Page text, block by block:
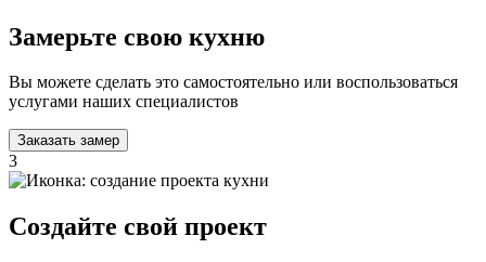
Замерьте свою кухню
Вы можете сделать это самостоятельно или воспользоваться
услугами наших специалистов
Заказать замер
3
Создайте свой проект